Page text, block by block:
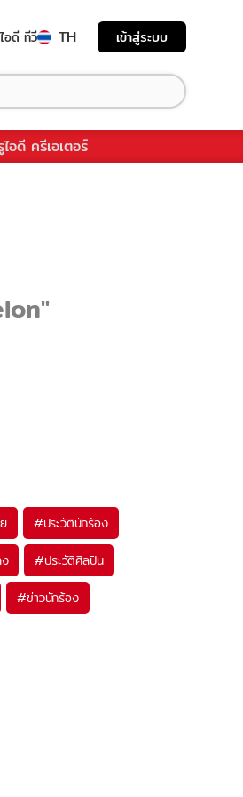
อดี ทีวี TH เข้าสู่ระบบ
ไอดี ครีเอเตอร์
#ประวัตินักร้อง
#ประวัติศิลปิน
#ข่าวนักร้อง